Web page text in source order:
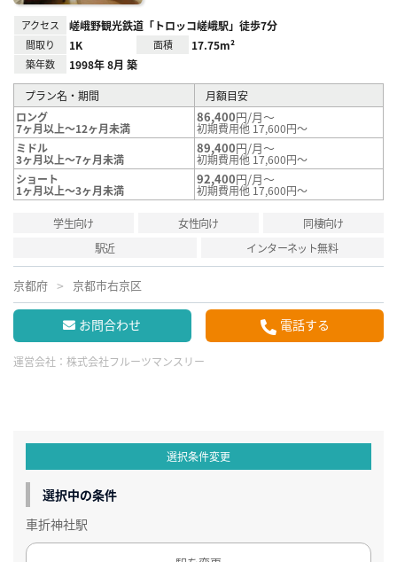
アクセス 嵯峨野観光鉄道「トロッコ嵯峨駅」徒歩7分
間取り 1K 面積 17.75m²
築年数 1998年 8月 築
プラン名・期間
月額目安
ロング
7ヶ月以上～12ヶ月未満
86,400円/月～
初期費用他 17,600円～
ミドル
3ヶ月以上～7ヶ月未満
89,400円/月～
初期費用他 17,600円～
ショート
1ヶ月以上～3ヶ月未満
92,400円/月～
初期費用他 17,600円～
学生向け 女性向け
同棲向け
駅近
インターネット無料
京都府 京都市右京区
お問合わせ 電話する
運営会社： 株式会社フルーツマンスリー
選択条件変更
選択中の条件
車折神社駅